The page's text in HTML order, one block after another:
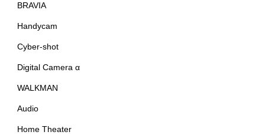
BRAVIA
Handycam
Cyber-shot
Digital Camera α
WALKMAN
Audio
Home Theater